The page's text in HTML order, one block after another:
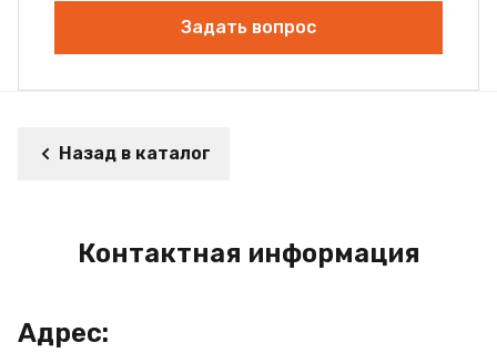
Задать вопрос
Назад в каталог
Контактная информация
Адрес: